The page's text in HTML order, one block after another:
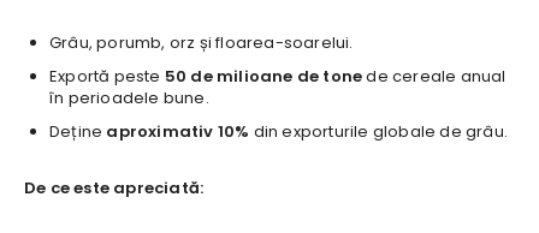
Grâu, porumb, orz și floarea-soarelui.
Exportă peste 50 de milioane de tonede cereale anual
în perioadele bune.
Deține aproximativ 10% din exporturile globale de grâu.
De ce este apreciată: